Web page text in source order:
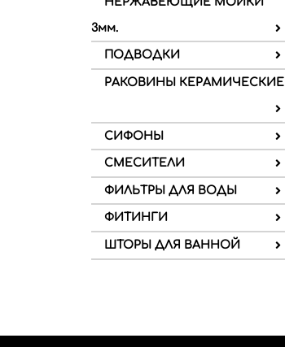
3мм.
ПОДВОДКИ
РАКОВИНЫ КЕРАМИЧЕСКИЕ
СИФОНЫ
СМЕСИТЕЛИ
ФИЛЬТРЫ ДЛЯ ВОДЫ
ФИТИНГИ
ШТОРЫ ДЛЯ ВАННОЙ